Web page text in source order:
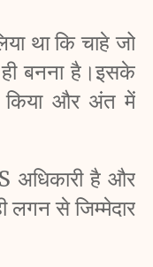
था कि चाहे जो
बनना है।इसके
किया और अंत में
अधिकारी है और
लगन से जिम्मेदार